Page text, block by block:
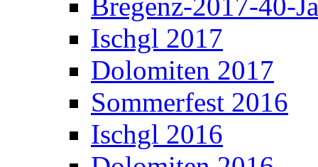
Ischgl 2017
Dolomiten 2017
Sommerfest 2016
Ischgl 2016